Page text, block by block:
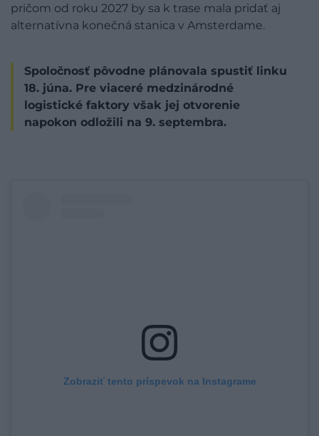
pričom od roku 2027 by sa k trase mala pridať aj
alternatívna konečná stanica v Amsterdame.
Spoločnosť pôvodne plánovala spustiť linku
18. júna. Pre viaceré medzinárodné
logistické faktory však jej otvorenie
napokon odložili na 9. septembra.
Zobraziť tento príspevok na Instagrame